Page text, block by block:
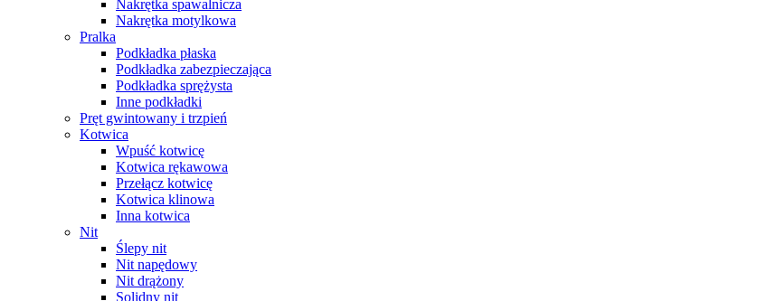
Nakrętka spawalnicza
Nakrętka motylkowa
Pralka
Podkładka płaska
Podkładka zabezpieczająca
Podkładka sprężysta
Inne podkładki
Pręt gwintowany i trzpień
Kotwica
Wpuść kotwicę
Kotwica rękawowa
Przełącz kotwicę
Kotwica klinowa
Inna kotwica
Nit
Ślepy nit
Nit napędowy
Nit drążony
Solidny nit